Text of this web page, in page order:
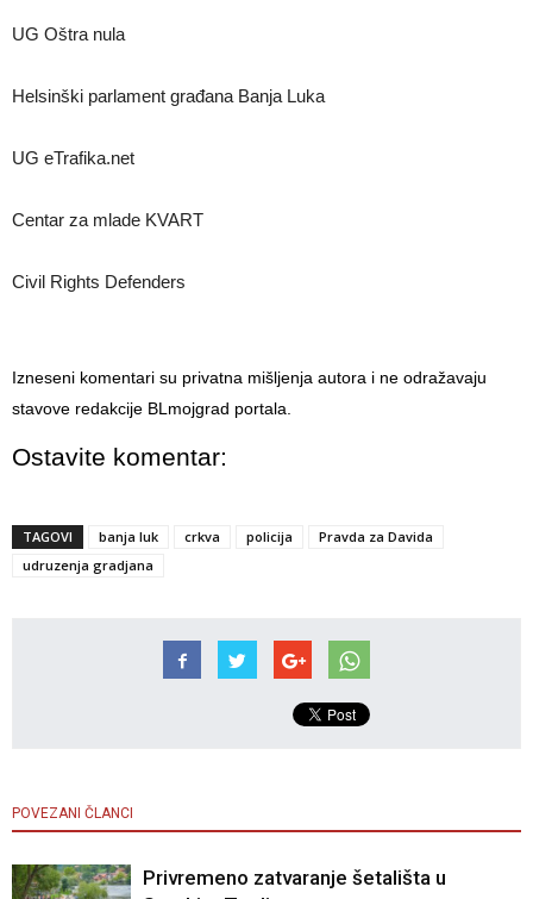
UG Oštra nula
Helsinški parlament građana Banja Luka
UG eTrafika.net
Centar za mlade KVART
Civil Rights Defenders
Izneseni komentari su privatna mišljenja autora i ne odražavaju
stavove redakcije BLmojgrad portala.
Ostavite komentar:
TAGOVI banja luk crkva policija
Pravda za Davida
udruzenja gradjana
POVEZANI ČLANCI
Privremeno zatvaranje šetališta u